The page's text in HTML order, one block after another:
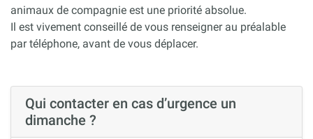
animaux de compagnie est une priorité absolue.
Il est vivement conseillé de vous renseigner au préalable
par téléphone, avant de vous déplacer.
Qui contacter en cas d’urgence un
dimanche ?